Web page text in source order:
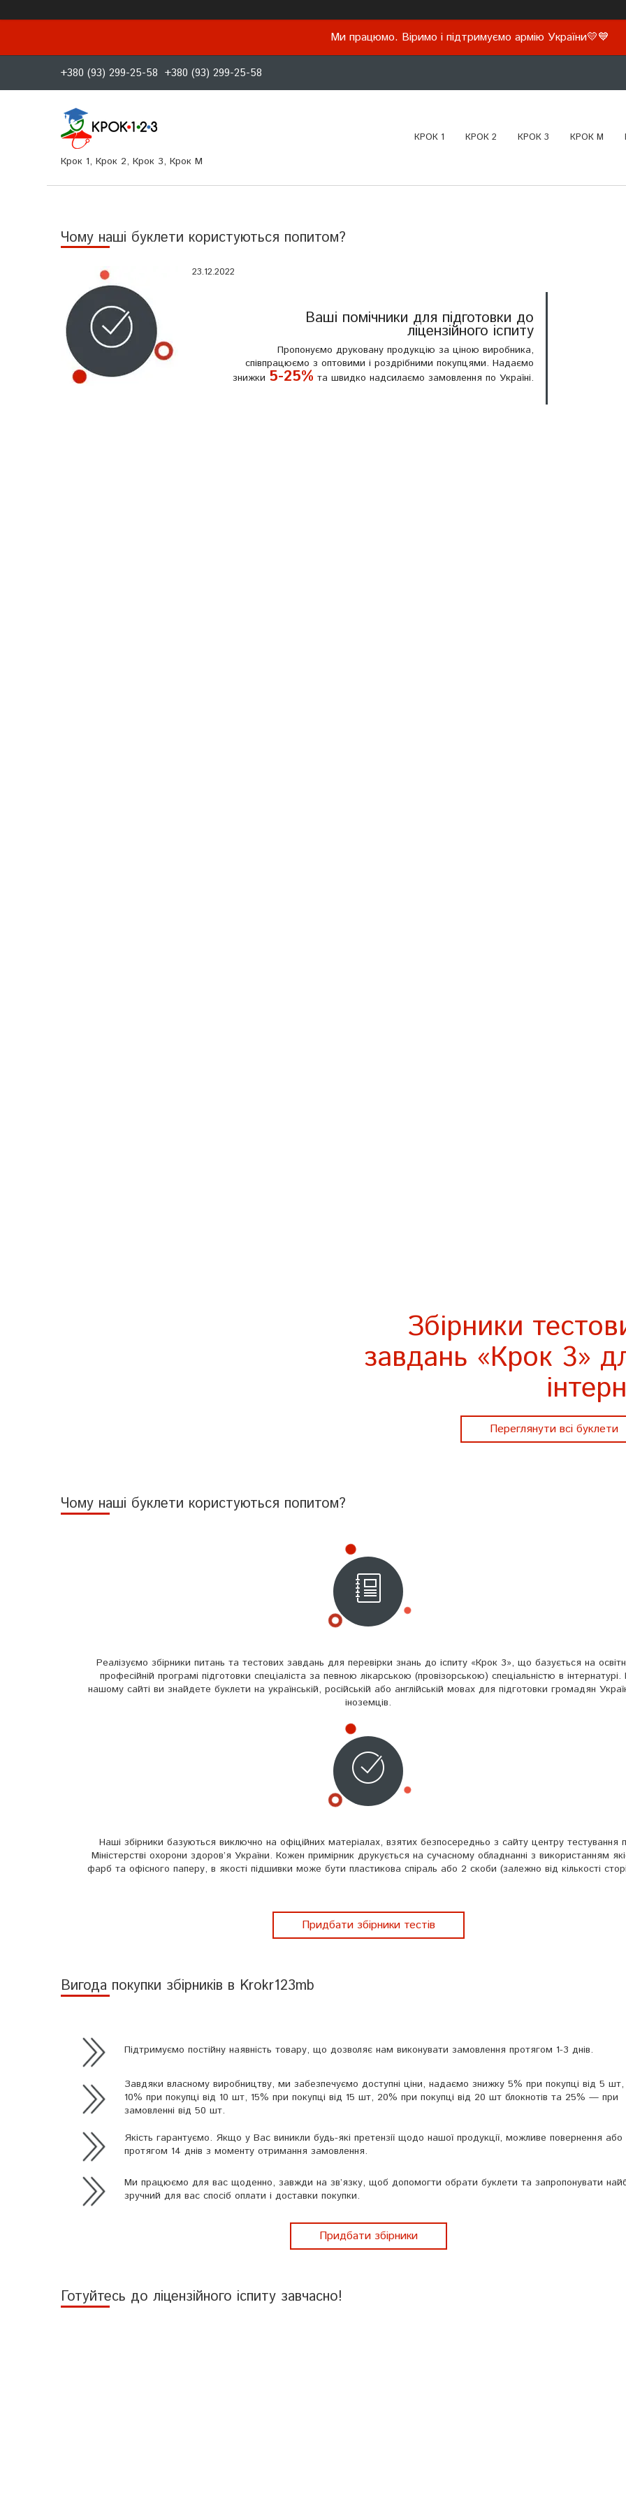
Ми працюмо. Віримо і підтримуємо армію України💛💙
+380 (93) 299-25-58 +380 (93) 299-25-58
Крок 1, Крок 2, Крок 3, Крок M
КРОК 1 КРОК 2 КРОК 3 КРОК М
Чому наші буклети користуються попитом?
23.12.2022
Ваші помічники для підготовки до
ліцензійного іспиту
Пропонуємо друковану продукцію за ціною виробника,
співпрацюємо з оптовими і роздрібними покупцями. Надаємо
знижки 5-25% та швидко надсилаємо замовлення по Україні.
Збірники
завдань «Крок 3»
Переглянути всі буклети
Чому наші буклети користуються попитом?
Реалізуємо збірники питань та тестових завдань для перевірки знань до іспиту «Крок 3», що базується на
професійній програмі підготовки спеціаліста за певною лікарською (провізорською) спеціальністю в інтернатурі.
нашому сайті ви знайдете буклети на українській, російській або англійській мовах для підготовки громадян
іноземців.
Наші збірники базуються виключно на офіційних матеріалах, взятих безпосередньо з сайту центру тестування
Міністерстві охорони здоров’я України. Кожен примірник друкується на сучасному обладнанні з використанням
фарб та офісного паперу, в якості підшивки може бути пластикова спіраль або 2 скоби (залежно від кількості
Придбати збірники тестів
Вигода покупки збірників в Krokr123mb
Підтримуємо постійну наявність товару, що дозволяє нам виконувати замовлення протягом 1-3 днів.
Завдяки власному виробництву, ми забезпечуємо доступні ціни, надаємо знижку 5% при покупці від 5 шт,
10% при покупці від 10 шт, 15% при покупці від 15 шт, 20% при покупці від 20 шт блокнотів та 25% — при
замовленні від 50 шт.
Якість гарантуємо. Якщо у Вас виникли будь-які претензії щодо нашої продукції, можливе повернення або
протягом 14 днів з моменту отримання замовлення.
Ми працюємо для вас щоденно, завжди на зв’язку, щоб допомогти обрати буклети та запропонувати
зручний для вас спосіб оплати і доставки покупки.
Придбати збірники
Готуйтесь до ліцензійного іспиту завчасно!